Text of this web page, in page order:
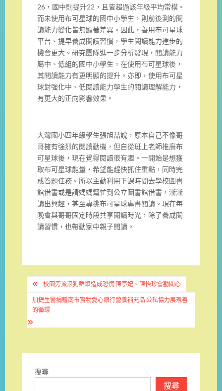
26，國中則提升22，且皆超過該年級平均常模。
而未使用布可星球的國中小學生，則前後測的閱
讀能力變化皆無顯著差異。因此，善用布可星球
平台、提早養成閱讀習慣，學生閱讀能力進步的
機會更大。研究團隊進一步分析發現，閱讀能力
屬中、低組的國中小學生，在使用布可星球後，
其閱讀能力有更明顯的提升。亦即，使用布可星
球對強化中、低閱讀能力學生的閱讀理解能力，
有更大的正向影響效果。
大灣國小四年級學生張旭喆說，原本自己不像哥
哥擁有強烈的閱讀動機，但自從班上老師推廣布
可星球後，現在覺得閱讀很有趣。一開始是想獲
取布可星球能量，希望能趕快抓住重點，同時完
成答題任務。所以主動利用下課時間去學校圖書
館借書或是請媽媽幫忙到公立圖書館借書，漸漸
讀出興趣，甚至專挑布可星球專書閱讀。現在每
晚會與哥哥固定時段共享閱讀時光，除了養成閱
讀習慣，也帶動家中親子閱讀。
文
章
導
覽
校園旁流浪狗群聚造成恐慌 陳亭妃、陳怡珍會勘關心
加捷生醫捐贈南巿實物愛心銀行營養補充品 公私協力展現善
的循環
搜尋
搜尋